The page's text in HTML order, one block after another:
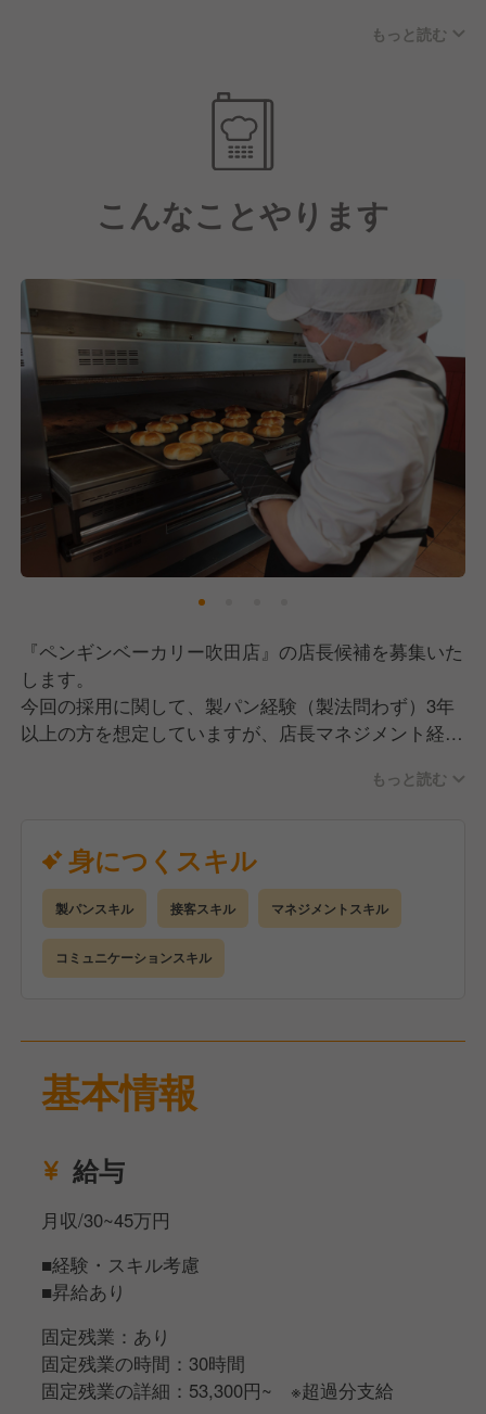
そのため「ずっとこれだけやっていたい」という方に
は向かないかもしれませんが、多様な業務を経験しな
実は、北海道産小麦100％を使用しているベーカリー
チェーンは、ペンギンベーカリーだけ！
北海道の豊かな大地が育んだ小麦だからこそ生まれ
る、深い味わいと香りで、多くのお客様にご支持をい
ただいています。
【お店づくりについて】
私たちが目指しているのは、地域密着の「町のパン屋
さん」です。
閉店間際にパン1個しかなくて、寂しい思いをしなが
ら帰ってほしくない。
だからこそ、お客様がいつ来ても、わくわくしながら
パンを選べるようなお店づくりを心がけています。
【店舗拡大中！キャリアパスも豊富です！】
ペンギンベーカリーは当初、北海道を中心に駐車場を
完備した「郊外型」店舗で展開してきました。
その中で私たちは新たな挑戦として、駅近の「メトロ
型」店舗をオープン。おかげさまで大きな成功を収
め、2026年には東京都内に10店舗の新規出店を計画
しています。
店舗が増えていくため、店長へのキャリアップのチャ
新店立ち上げ支援、FC加盟店への技術支援など、あ
なたの得意に応じて多様なキャリアを築いていけま
す。
北海道ブランドを全国に発信する、その最前線で活躍
しませんか？
もっと読む
こんなことやります
『ペンギンベーカリー吹田店』の店長候補を募集いた
します。
今回の採用に関して、製パン経験（製法問わず）3年
以上の方を想定していますが、店長マネジメント経験
店舗運営全般をお任せします。製造業務から接客、マ
ネジメント業務まで幅広くお願いしていきます。
当店の特徴として、1つの仕事をやり続けるわけでは
なく、時間帯やシフト状況によって柔軟に動いていた
だきます。
経験が浅くても、全業務において先輩スタッフや本部
■製造業務
パンの成形、焼成、トッピングなど製造業務をおこな
ペンギンベーカリーでは本部から「何時に、どのパン
を考える時間を排除でき、パン作りに集中できる環境
また、店舗はオープンキッチンのため、お客様の笑顔
や「美味しいね」という声を間近で聞けるのも、働く
中でのモチベーションになるかと思います！
■接客・販売業務
もっと読む
身につくスキル
製パンスキル 接客スキル マネジメントスキル
コミュニケーションスキル
基本情報
給与
月収/30~45万円
■経験・スキル考慮
■昇給あり
固定残業：あり
固定残業の時間：30時間
固定残業の詳細：53,300円~ ※超過分支給